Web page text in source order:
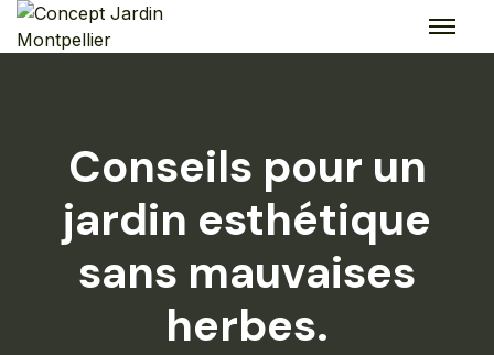
Skip
Conseils pour un
jardin esthétique
sans mauvaises
herbes.